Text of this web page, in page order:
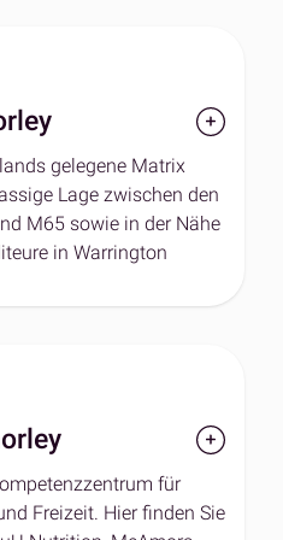
Dreieck" (über 85
und ist besonders gut
und B2B-
gelegene nationale
gelegene Matrix
Lage zwischen den
M65 sowie in der Nähe
in Warrington
sowie der
von Waren
des britischen
für
Freizeit. Hier finden Sie